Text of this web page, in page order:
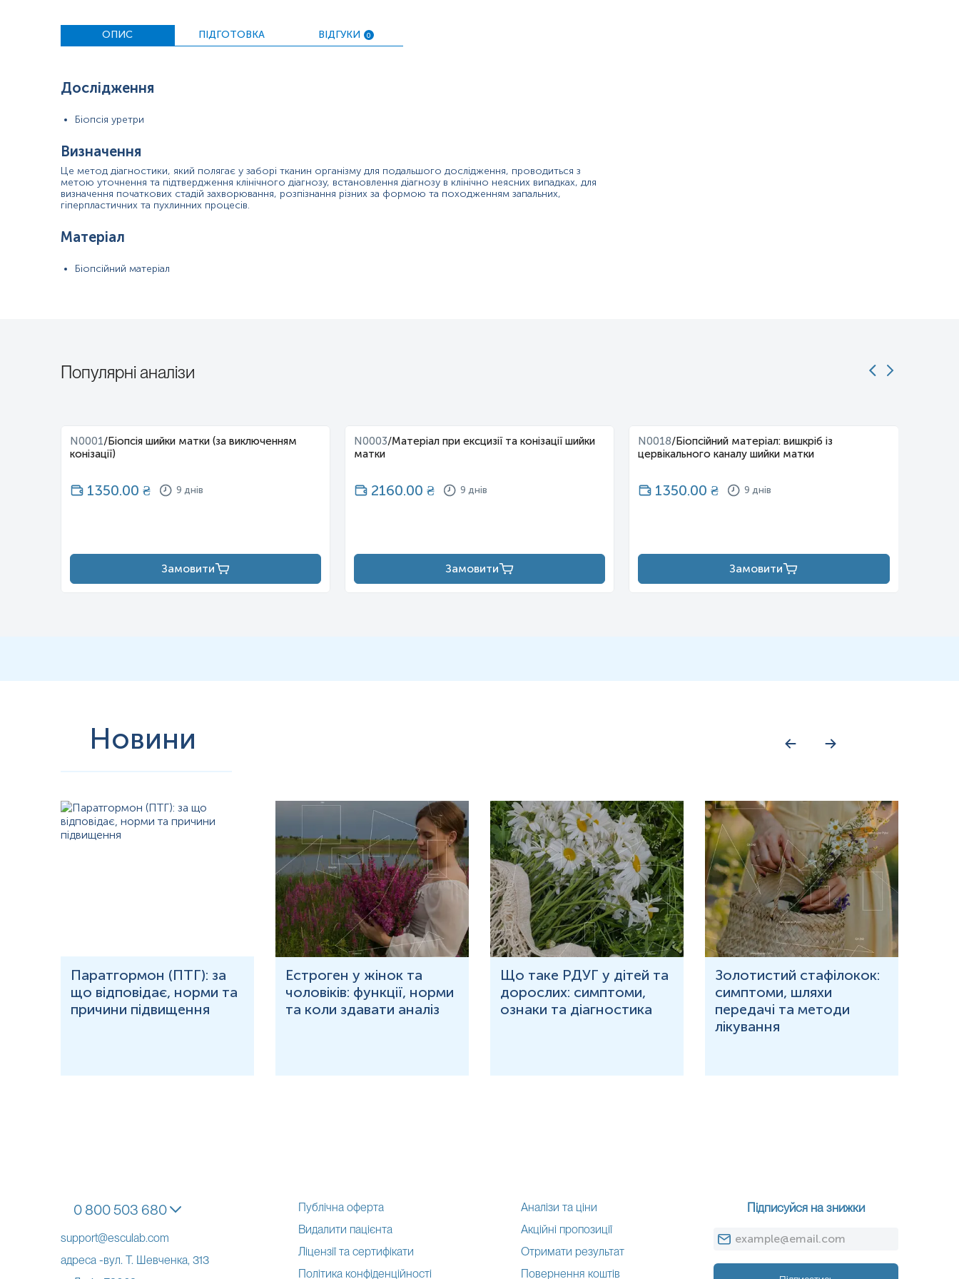
Для проведення патогістологічного дослідження обов'язково необхідно надати відповідне скерування, що містить повну клінічну інформацію.
ОПИС ПІДГОТОВКА ВІДГУКИ 0
Дослідження
Біопсія уретри
Визначення
Це метод діагностики, який полягає у заборі тканин організму для подальшого дослідження, проводиться з
метою уточнення та підтвердження клінічного діагнозу, встановлення діагнозу в клінічно неясних випадках, для
визначення початкових стадій захворювання, розпізнання різних за формою та походженням запальних,
гіперпластичних та пухлинних процесів.
Матеріал
Біопсійний матеріал
Популярні аналізи
N0001/Біопсія шийки матки (за виключенням
конізації)
1350.00 ₴ 9 днів
Замовити
N0003/Матеріал при ексцизії та конізації шийки
матки
2160.00 ₴ 9 днів
Замовити
N0018/Біопсійний матеріал: вишкріб із
цервікального каналу шийки матки
1350.00 ₴ 9 днів
Замовити
Новини
Паратгормон (ПТГ): за
що відповідає, норми та
причини підвищення
Естроген у жінок та
чоловіків: функції, норми
та коли здавати аналіз
Що таке РДУГ у дітей та
дорослих: симптоми,
ознаки та діагностика
Золотистий стафілокок:
симптоми, шляхи
передачі та методи
лікування
0 800 503 680
support@esculab.com
адреса -вул. Т. Шевченка, 313
Публічна оферта
Видалити пацієнта
Ліцензії та сертифікати
Політика конфіденційності
Аналізи та ціни
Акційні пропозиції
Отримати результат
Повернення коштів
Підписуйся на знижки